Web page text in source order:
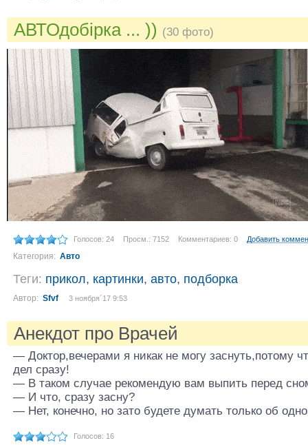
АВТОдобірка ... )) (30 фото)
Голосов: 24 Просм.: 7152 Комментариев: 0 Добавить
Категория: Авто
Теги: прикол, картинки, авто, подборка
Автор: Sfvf 3 ноября´17 9:53
Анекдот про Врачей
— Доктор,вечерами я никак не могу заснуть,потому
дел сразу!
— В таком случае рекомендую вам выпить перед
— И что, сразу засну?
— Нет, конечно, но зато будете думать только об
Голосов: 16